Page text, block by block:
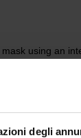
degli
using an
anthropology
we intend
the